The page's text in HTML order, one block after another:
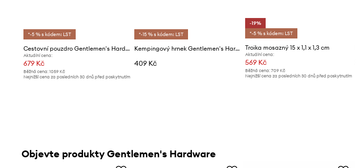
*-5 % s kódem: LST
Cestovní pouzdro Gentlemen's Hardware Travel Tech Case
Aktuální cena:
679 Kč
Běžná cena: 1059 Kč
Nejnižší cena za posledních 30 dnů před poskytnutím
*-15 % s kódem: LST
Kempingový hrnek Gentlemen's Hardware 325 ml
409 Kč
-19%
*-5 % s kódem: LST
Troika mosazný 15 x 1,1 x 1,3 cm
Aktuální cena:
569 Kč
Běžná cena: 709 Kč
Nejnižší cena za posledních 30 dnů před poskytnutím
Objevte produkty Gentlemen's Hardware